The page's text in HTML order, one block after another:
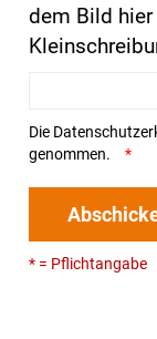
dem Bild hier
Die
genommen.
* = Pflichtangabe